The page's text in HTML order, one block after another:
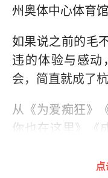
州奥体中心体育馆
如果说之前的毛
违的体验与感动
会，简直就成了
从《为爱痴狂》
你也在这里》《
乎每首刘若英的